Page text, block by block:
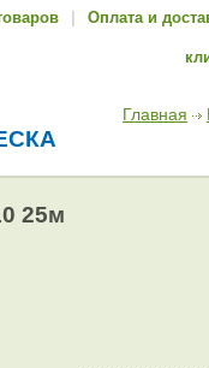
Оплата и
Главная
25м